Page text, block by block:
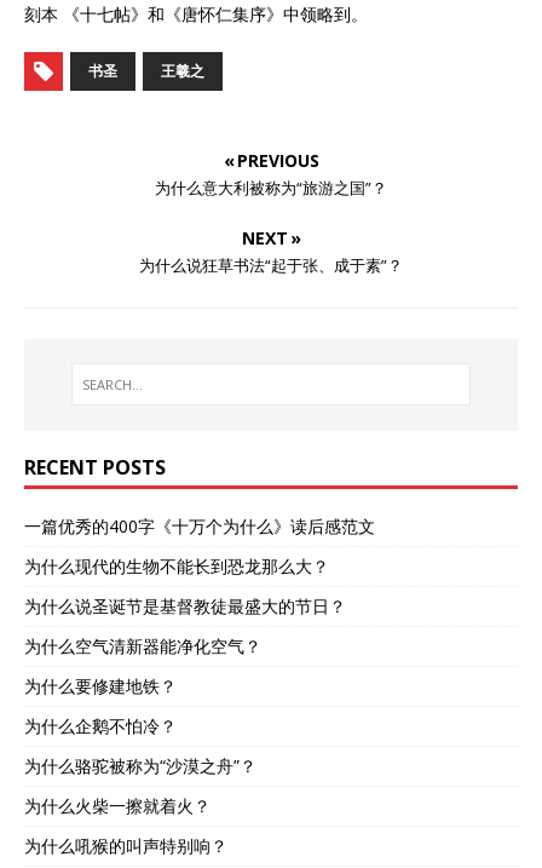
刻本 《十七帖》和《唐怀仁集序》中领略到。
书圣 王羲之
« PREVIOUS
为什么意大利被称为“旅游之国”？
NEXT »
为什么说狂草书法“起于张、成于素”？
RECENT POSTS
一篇优秀的400字《十万个为什么》读后感范文
为什么现代的生物不能长到恐龙那么大？
为什么说圣诞节是基督教徒最盛大的节日？
为什么空气清新器能净化空气？
为什么要修建地铁？
为什么企鹅不怕冷？
为什么骆驼被称为“沙漠之舟”？
为什么火柴一擦就着火？
为什么吼猴的叫声特别响？